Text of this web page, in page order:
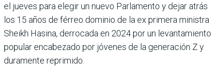
el jueves para elegir un nuevo Parlamento y dejar atrás
los 15 años de férreo dominio de la ex primera ministra
Sheikh Hasina, derrocada en 2024 por un levantamiento
popular encabezado por jóvenes de la generación Z y
duramente reprimido.